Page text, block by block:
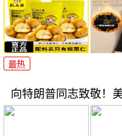
最热
向特朗普同志致敬！